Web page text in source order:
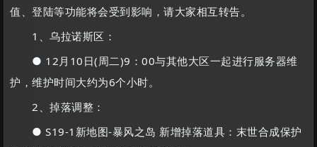
值、登陆等功能将会受到影响，请大家相互转告。
1、乌拉诺斯区：
● 12月10日(周二)9：00与其他大区一起进行服务器维
护，维护时间大约为6个小时。
2、掉落调整：
● S19-1新地图-暴风之岛 新增掉落道具：末世合成保护